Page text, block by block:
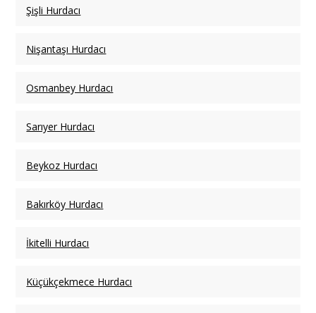
Şişli Hurdacı
Nişantaşı Hurdacı
Osmanbey Hurdacı
Sarıyer Hurdacı
Beykoz Hurdacı
Bakırköy Hurdacı
İkitelli Hurdacı
Küçükçekmece Hurdacı